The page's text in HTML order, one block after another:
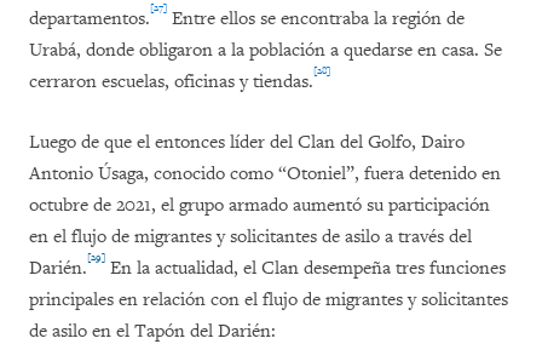
departamentos.[27] Entre ellos se encontraba la región de
Urabá, donde obligaron a la población a quedarse en casa. Se
cerraron escuelas, oficinas y tiendas.[28]
Luego de que el entonces líder del Clan del Golfo, Dairo
Antonio Úsaga, conocido como “Otoniel”, fuera detenido en
octubre de 2021, el grupo armado aumentó su participación
en el flujo de migrantes y solicitantes de asilo a través del
Darién.[29] En la actualidad, el Clan desempeña tres funciones
principales en relación con el flujo de migrantes y solicitantes
de asilo en el Tapón del Darién: